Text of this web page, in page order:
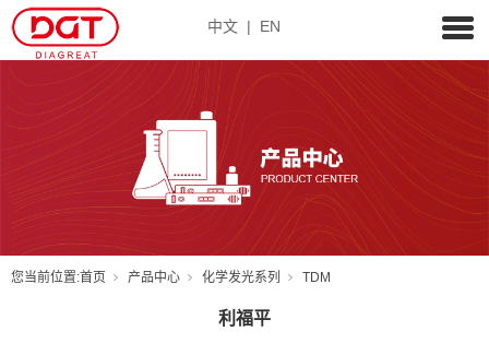
中文 | EN
您当前位置:首页 产品中心 化学发光系列 TDM
利福平